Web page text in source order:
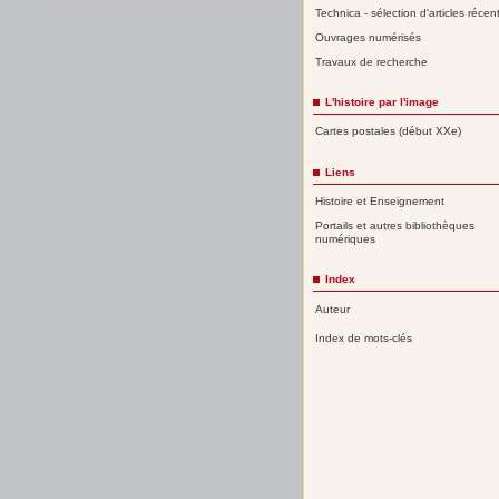
Technica - sélection d'articles
Ouvrages numérisés
Travaux de recherche
L'histoire par l'image
Cartes postales (début XXe)
Liens
Histoire et Enseignement
Portails et autres bibliothèques
numériques
Index
Auteur
Index de mots-clés